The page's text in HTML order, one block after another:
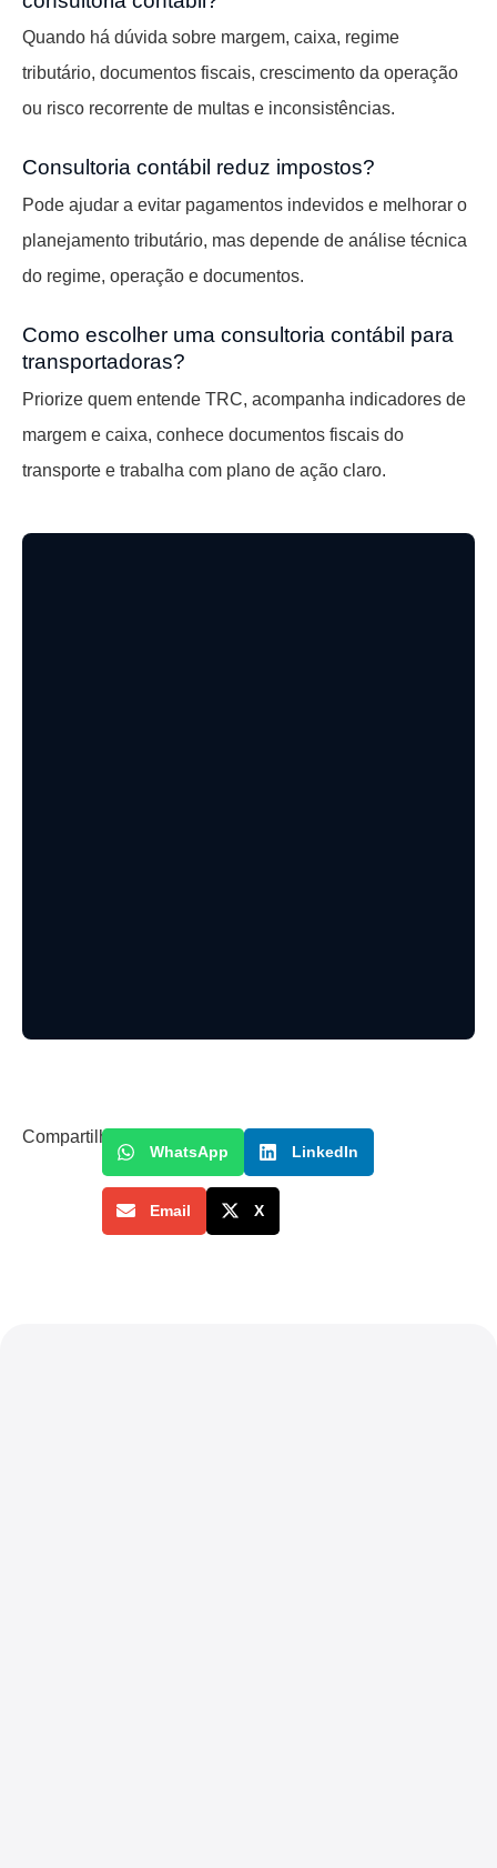
Quando há dúvida sobre margem, caixa, regime
tributário, documentos fiscais, crescimento da operação
ou risco recorrente de multas e inconsistências.
Consultoria contábil reduz impostos?
Pode ajudar a evitar pagamentos indevidos e melhorar o
planejamento tributário, mas depende de análise técnica
do regime, operação e documentos.
Como escolher uma consultoria contábil para
transportadoras?
Priorize quem entende TRC, acompanha indicadores de
margem e caixa, conhece documentos fiscais do
transporte e trabalha com plano de ação claro.
Compartilhe
WhatsApp LinkedIn
Email X